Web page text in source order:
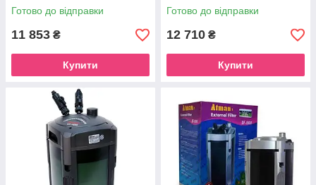
Готово до відправки
11 853 ₴
Купити
Готово до відправки
12 710 ₴
Купити